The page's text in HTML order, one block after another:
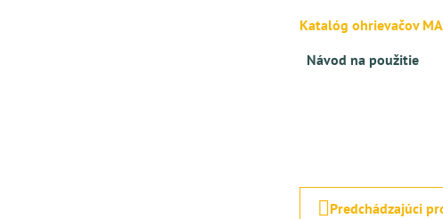
Katalóg ohrievačov
Návod na použitie
Predchádzajúci